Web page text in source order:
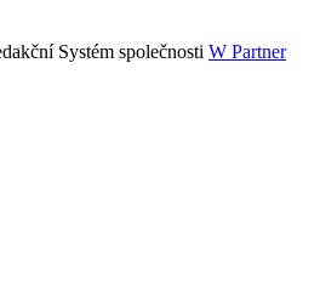
Systém společnosti W Partner